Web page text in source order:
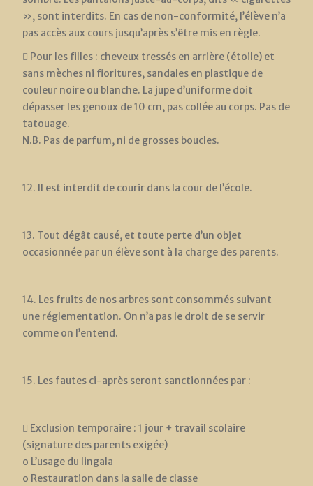
», sont interdits. En cas de non-conformité, l’élève n’a
pas accès aux cours jusqu’après s’être mis en règle.
 Pour les filles : cheveux tressés en arrière (étoile) et
sans mèches ni fioritures, sandales en plastique de
couleur noire ou blanche. La jupe d’uniforme doit
dépasser les genoux de 10 cm, pas collée au corps. Pas de
tatouage.
N.B. Pas de parfum, ni de grosses boucles.
12. Il est interdit de courir dans la cour de l’école.
13. Tout dégât causé, et toute perte d’un objet
occasionnée par un élève sont à la charge des parents.
14. Les fruits de nos arbres sont consommés suivant
une réglementation. On n’a pas le droit de se servir
comme on l’entend.
15. Les fautes ci-après seront sanctionnées par :
 Exclusion temporaire : 1 jour + travail scolaire
(signature des parents exigée)
o L’usage du lingala
o Restauration dans la salle de classe